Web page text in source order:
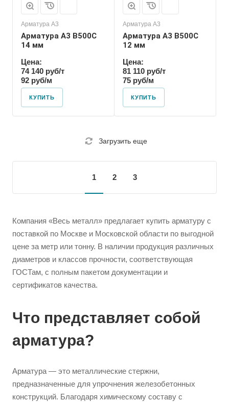
Арматура А3
Арматура А3 В500С
14 мм
Цена:
74 140 руб/т
92 руб/м
КУПИТЬ
Арматура А3
Арматура А3 В500С
12 мм
Цена:
81 110 руб/т
75 руб/м
КУПИТЬ
Загрузить еще
1 2 3
Компания «Весь металл» предлагает купить арматуру с
поставкой по Москве и Московской области по выгодной
цене за метр или тонну. В наличии продукция различных
диаметров и классов прочности, соответствующая
ГОСТам, с полным пакетом документации и
сертификатов качества.
Что представляет собой
арматура?
Арматура — это металлические стержни,
предназначенные для упрочнения железобетонных
конструкций. Благодаря химическому составу с